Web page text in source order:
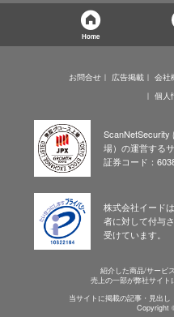
Home
お問合せ 広告掲載 会社
個人
ScanNetSecurity
場）の運営するサ
証券コード：
株式会社イード
者に対して付与
受けています。
紹介した商品/サービ
売上の一部が弊社サイト
当サイトに掲載の記事・見出し
Copyright